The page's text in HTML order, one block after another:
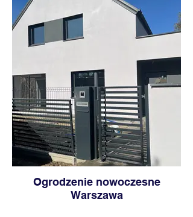
Ogrodzenie nowoczesne
Warszawa